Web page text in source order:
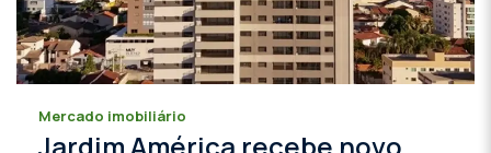
Mercado imobiliário